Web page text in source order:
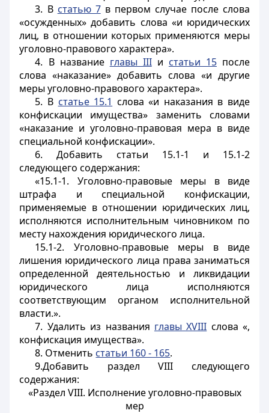
3. В статью 7в первом случае после слова
«осужденных» добавить слова «и юридических
лиц, в отношении которых применяются меры
уголовно-правового характера».
4. В название главы IIIи статьи 15после
слова «наказание» добавить слова «и другие
меры уголовно-правового характера».
5. В статье 15.1 слова «и наказания в виде
конфискации имущества» заменить словами
«наказание и уголовно-правовая мера в виде
специальной конфискации».
6. Добавить статьи 15.1-1 и 15.1-2
следующего содержания:
«15.1-1. Уголовно-правовые меры в виде
штрафа и специальной конфискации,
применяемые в отношении юридических лиц,
исполняются исполнительным чиновником по
месту нахождения юридического лица.
15.1-2. Уголовно-правовые меры в виде
лишения юридического лица права заниматься
определенной деятельностью и ликвидации
юридического лица исполняются
соответствующим органом исполнительной
власти.».
7. Удалить из названия главы XVIII слова «,
конфискация имущества».
8. Отменить статьи 160 - 165.
9.Добавить раздел VIII следующего
содержания:
«Раздел VIII. Исполнение уголовно-правовых
мер